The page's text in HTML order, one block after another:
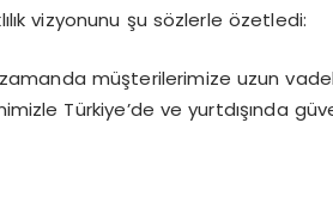
vizyonunu şu sözlerle özetledi:
müşterilerimize uzun
Türkiye’de ve yurtdışında